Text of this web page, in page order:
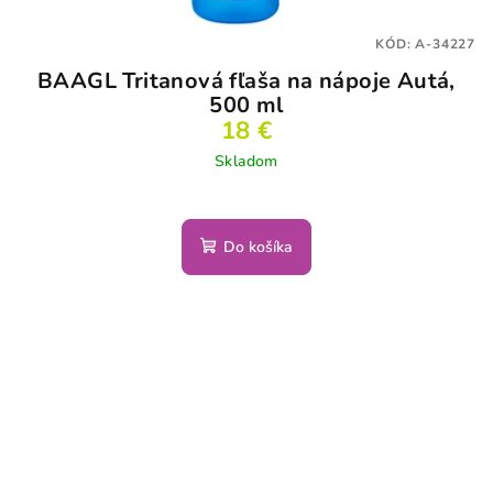
BAAGL Tritanová fľaša na nápoje Autá,
500 ml
18 €
Skladom
Do košíka
KÓD:A-34227